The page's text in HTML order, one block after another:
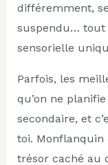
différemment,
suspendu… tout
sensorielle
Parfois, les
qu’on ne
secondaire, et
toi. Monflanquin
trésor caché au